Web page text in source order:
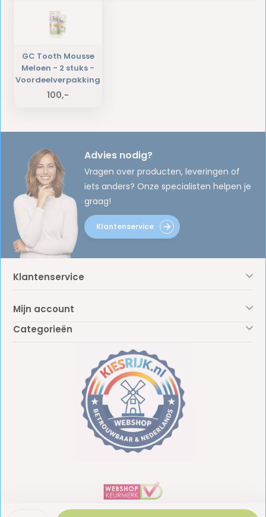
GC Tooth Mousse
Meloen - 2 stuks -
Voordeelverpakking
100,-
Advies nodig?
Vragen over producten, leveringen of
iets anders? Onze specialisten helpen je
graag!
Klantenservice
Klantenservice
Mijn account
Categorieën